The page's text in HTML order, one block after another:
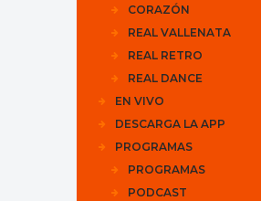
CORAZÓN
REAL VALLENATA
REAL RETRO
REAL DANCE
EN VIVO
DESCARGA LA APP
PROGRAMAS
PROGRAMAS
PODCAST